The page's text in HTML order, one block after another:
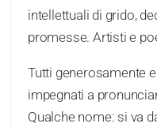
intellettuali di grido,
promesse. Artisti e
Tutti generosamente
impegnati a
Qualche nome: si va